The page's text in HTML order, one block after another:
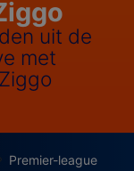
uit de
met
Premier-league